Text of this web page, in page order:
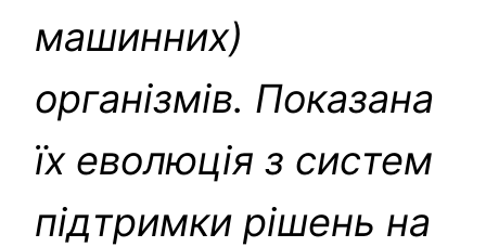
машинних)
організмів. Показана
їх еволюція з систем
підтримки рішень на